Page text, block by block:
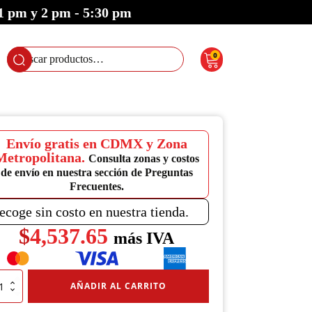
pm y 2 pm - 5:30 pm
Buscar
por:
0
Envío gratis en CDMX y Zona
Consulta zonas y costos
de envío en nuestra sección de Preguntas
Frecuentes.
sin costo en nuestra tienda.
$4,537.65 más IVA
AÑADIR AL CARRITO